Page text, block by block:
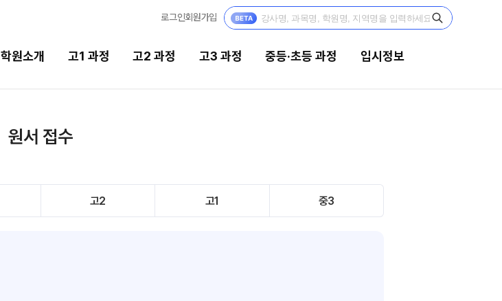
로그인회원가입
학원소개 고1 과정 고2 과정 고3 과정 중등·초등 과정 입시정보
고3 과정
2026 고3 썸머스쿨
2026 중등·초등 썸머스쿨
원서 접수
고2 고1 중3